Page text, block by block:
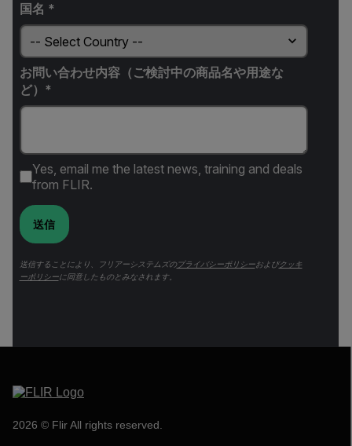
国名 *
お問い合わせ内容（ご検討中の商品名や用途な
ど）*
Yes, email me the latest news, training and deals
from FLIR.
送信
送信することにより、フリアーシステムズのプライバシーポリシーおよびクッキ
ーポリシーに同意したものとみなされます。
2026 © Flir All rights reserved.